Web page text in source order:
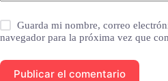
Guarda mi nombre, correo
navegador para la próxima vez que
Publicar el comentario